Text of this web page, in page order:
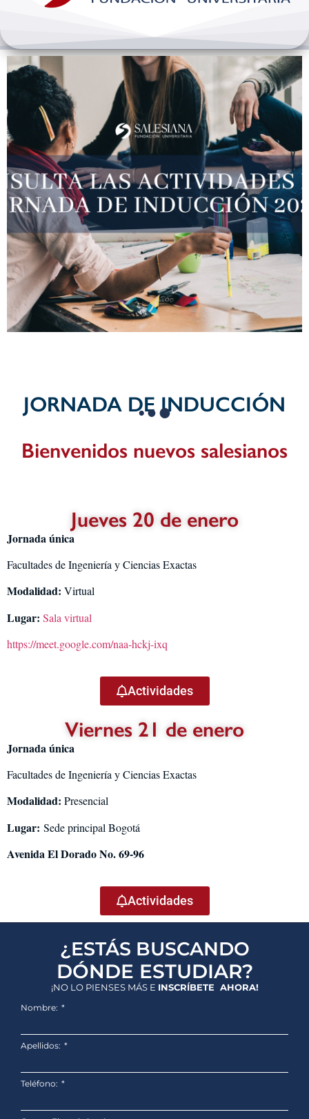
Internacionalización
Investigación
Extension y desarrollo
JORNADA DE INDUCCIÓN
Bienvenidos nuevos salesianos
Jueves 20 de enero
Jornada única
Facultades de Ingeniería y Ciencias Exactas
Modalidad: Virtual
Lugar: Sala virtual
https://meet.google.com/naa-hckj-ixq
Actividades
Viernes 21 de enero
Jornada única
Facultades de Ingeniería y Ciencias Exactas
Modalidad: Presencial
Lugar: Sede principal Bogotá
Avenida El Dorado No. 69-96
Actividades
¿ESTÁS BUSCANDO
DÓNDE ESTUDIAR?
¡NO LO PIENSES MÁS E INSCRÍBETE AHORA!
Nombre:
Apellidos:
Teléfono: